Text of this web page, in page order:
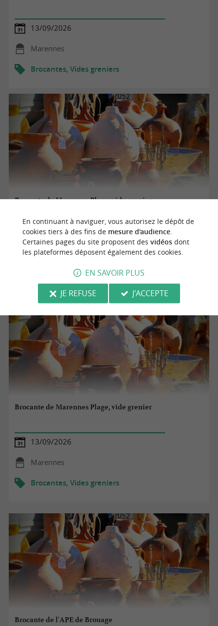
13/09/2026
Marennes
Brocantes, Vides greniers
Brocante de Marennes Plage, vide grenier
13/09/2026
Marennes
Brocantes, Vides greniers
Brocante de Marennes Plage, vide grenier
13/09/2026
Marennes
Brocantes, Vides greniers
Brocante de l'APE de Brouage
En continuant à naviguer, vous autorisez le dépôt de
cookies tiers à des fins de mesure d'audience.
Certaines pages du site proposent des vidéosdont
les plateformes déposent également des cookies.
EN SAVOIR PLUS
JE REFUSE
J'ACCEPTE